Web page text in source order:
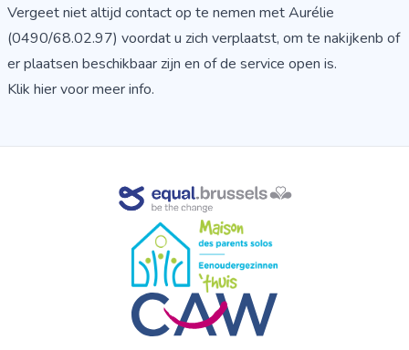
Vergeet niet altijd contact op te nemen met Aurélie
(0490/68.02.97) voordat u zich verplaatst, om te nakijkenb of
er plaatsen beschikbaar zijn en of de service open is.
Klik hier voor meer info.